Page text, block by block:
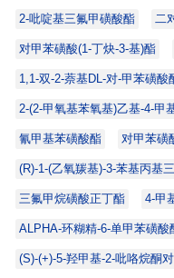
2-吡啶基三氟甲磺酸酯 二
对甲苯磺酸(1-丁炔-3-基)酯
1,1-双-2-萘基DL-对-甲苯磺酸
2-(2-甲氧基苯氧基)乙基-4-甲
氰甲基苯磺酸酯 对甲苯磺
(R)-1-(乙氧羰基)-3-苯基丙基
三氟甲烷磺酸正丁酯 4-甲
ALPHA-环糊精-6-单甲苯磺酸
(S)-(+)-5-羟甲基-2-吡咯烷酮